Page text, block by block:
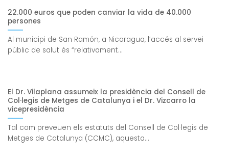
22.000 euros que poden canviar la vida de 40.000
persones
Al municipi de San Ramón, a Nicaragua, l’accés al servei
públic de salut és “relativament...
El Dr. Vilaplana assumeix la presidència del Consell de
Col·legis de Metges de Catalunya i el Dr. Vizcarro la
vicepresidència
Tal com preveuen els estatuts del Consell de Col·legis de
Metges de Catalunya (CCMC), aquesta...